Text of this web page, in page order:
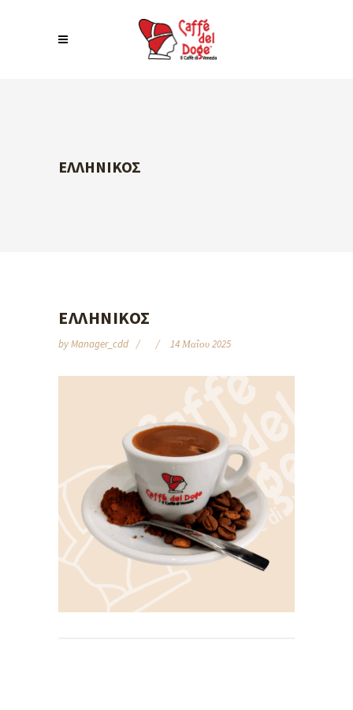
ΕΛΛΗΝΙΚΟΣ
ΕΛΛΗΝΙΚΟΣ
byManager_cdd 14 Μαΐου 2025